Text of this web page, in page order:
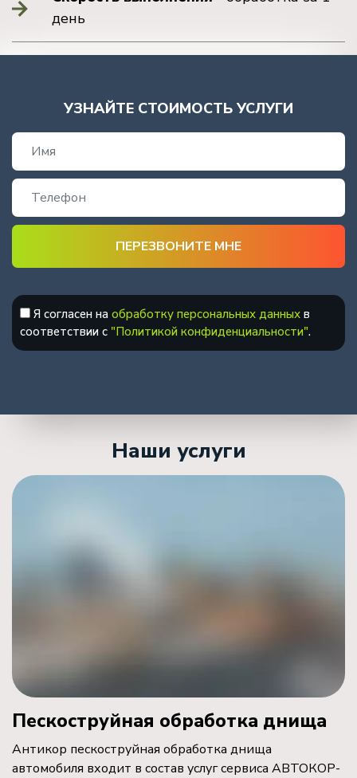
день
УЗНАЙТЕ СТОИМОСТЬ УСЛУГИ
Я согласен на обработку персональных данных в
соответствии с "Политикой конфиденциальности".
Наши услуги
Пескоструйная обработка днища
Антикор пескоструйная обработка днища
автомобиля входит в состав услуг сервиса АВТОКОР-